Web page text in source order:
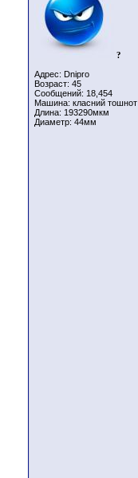
?
Адрес: Dnipro
Возраст: 45
Сообщений: 18,454
Машина: класний тошнот
Длина: 193290мкм
Диаметр: 44мм